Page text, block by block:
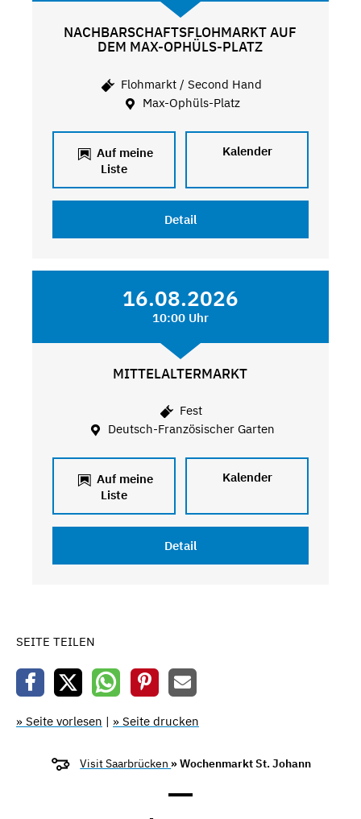
NACHBARSCHAFTSFLOHMARKT AUF
DEM MAX-OPHÜLS-PLATZ
Flohmarkt / Second Hand
Max-Ophüls-Platz
Auf meine
Liste
Kalender
Detail
16.08.2026
10:00 Uhr
MITTELALTERMARKT
Fest
Deutsch-Französischer Garten
Auf meine
Liste
Kalender
Detail
SEITE TEILEN
» Seite vorlesen | » Seite drucken
Visit Saarbrücken » Wochenmarkt St. Johann